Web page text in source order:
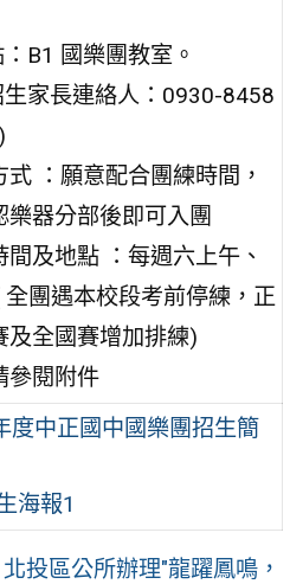
B1 國樂團教室。
生家長連絡人：0930-8458
式 ：願意配合團練時間，
樂器分部後即可入團
間及地點 ：每週六上午、
全團遇本校段考前停練，正
及全國賽增加排練)
參閱附件
度中正國中國樂團招生簡
海報1
北投區公所辦理"龍躍鳳鳴，